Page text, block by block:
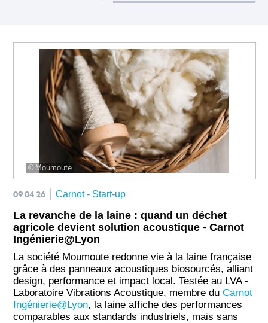
Moumoute
09 04 26 Carnot - Start-up
La revanche de la laine : quand un déchet
agricole devient solution acoustique - Carnot
Ingénierie@Lyon
La société Moumoute redonne vie à la laine française
grâce à des panneaux acoustiques biosourcés, alliant
design, performance et impact local. Testée au LVA -
Laboratoire Vibrations Acoustique, membre duCarnot
Ingénierie@Lyon, la laine affiche des performances
comparables aux standards industriels, mais sans